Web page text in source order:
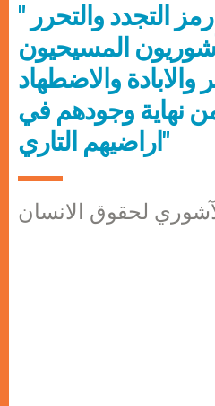
" عيد الاكيتو رمز التجدد والتحرر
المسيحيون
والاضطهاد
نهاية وجودهم في
اراضيهم التاري"
لحقوق الانسان